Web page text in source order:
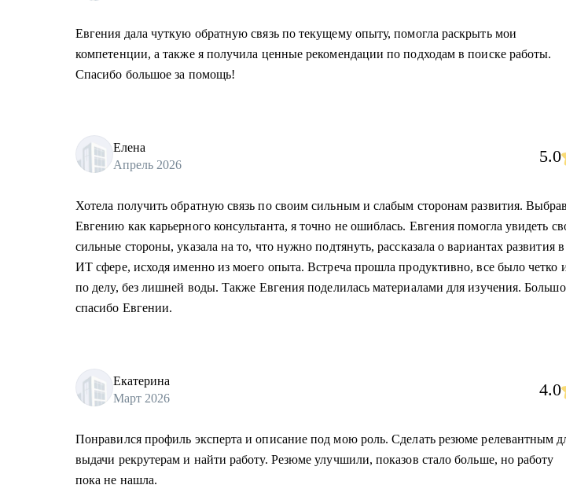
Евгения дала чуткую обратную связь по текущему опыту, помогла раскрыть мои
компетенции, а также я получила ценные рекомендации по подходам в поиске работы.
Спасибо большое за помощь!
Елена
Апрель 2026
5.0
Хотела получить обратную связь по своим сильным и слабым сторонам развития. Выбрав
Евгению как карьерного консультанта, я точно не ошиблась. Евгения помогла увидеть
сильные стороны, указала на то, что нужно подтянуть, рассказала о вариантах развития в
ИТ сфере, исходя именно из моего опыта. Встреча прошла продуктивно, все было четко
по делу, без лишней воды. Также Евгения поделилась материалами для изучения.
спасибо Евгении.
Екатерина
Март 2026
4.0
Понравился профиль эксперта и описание под мою роль. Сделать резюме релевантным
выдачи рекрутерам и найти работу. Резюме улучшили, показов стало больше, но работу
пока не нашла.